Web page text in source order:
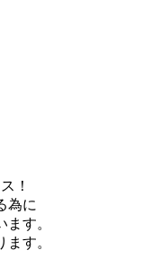
！
為に
す。
す。